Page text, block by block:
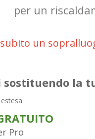
per un
subito un
la
Pro